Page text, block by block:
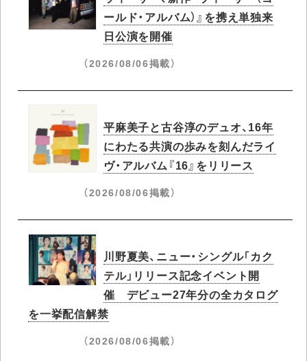
ールド・アルバム）』を携え単独来
日公演を開催
（2026/08/06掲載）
平麻美子と古谷淳のデュオ、16年
にわたる共演の歩みを刻んだライ
ヴ・アルバム『16』をリリース
（2026/08/06掲載）
川野夏美、ニュー・シングル「カク
テル」リリース記念イベント開
催 デビュー27年分の全カタログ
を一挙配信解禁
（2026/08/06掲載）